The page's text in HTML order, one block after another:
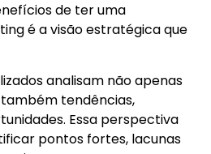
de ter uma
é a visão estratégica que
analisam não apenas
tendências,
Essa perspectiva
pontos fortes, lacunas